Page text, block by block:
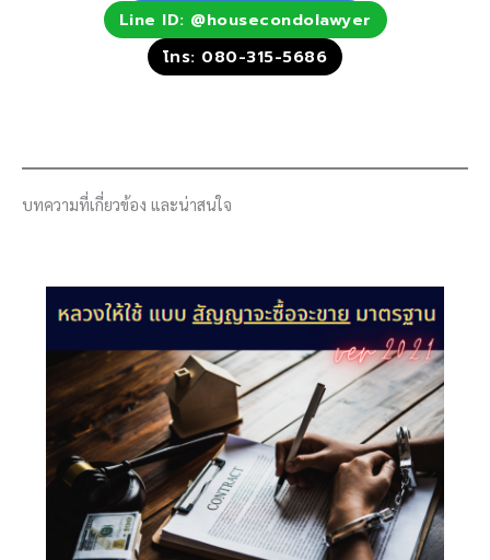
Line ID: @housecondolawyer
โทร: 080-315-5686
บทความที่เกี่ยวข้อง และน่าสนใจ